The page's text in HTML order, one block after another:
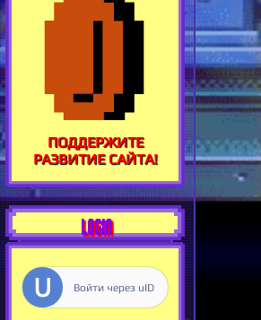
ПОДДЕРЖИТЕ
РАЗВИТИЕ САЙТА!
LOGIN
Войти через uID